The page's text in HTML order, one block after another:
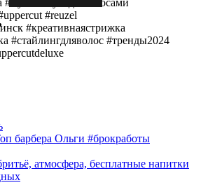
#мужскойуходзаволосами
#reuzel
#креативнаястрижка
#стайлингдляволос #тренды2024
барбера Ольги #брокработы
атмосфера, бесплатные напитки